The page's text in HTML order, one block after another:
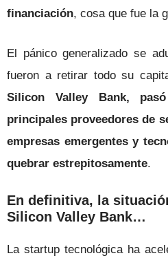
financiación, cosa que fue la
El pánico generalizado se
fueron a retirar todo su
Silicon Valley Bank,
principales proveedores de
empresas emergentes y
quebrar estrepitosamente.
En definitiva, la
Silicon Valley Bank…
La startup tecnológica ha